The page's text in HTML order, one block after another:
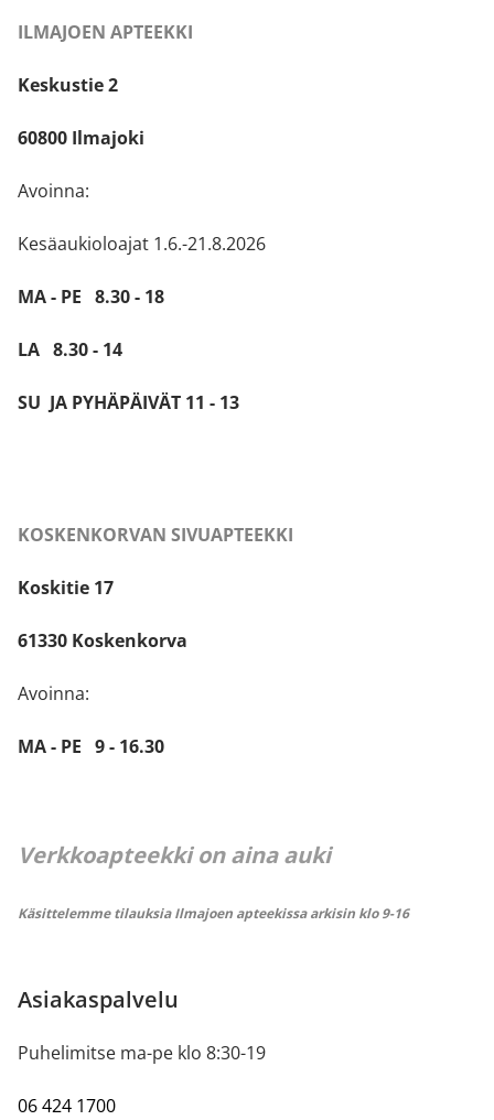
ILMAJOEN APTEEKKI
Keskustie 2
60800 Ilmajoki
Avoinna:
Kesäaukioloajat 1.6.-21.8.2026
MA - PE 8.30 - 18
LA 8.30 - 14
SU JA PYHÄPÄIVÄT 11 - 13
KOSKENKORVAN SIVUAPTEEKKI
Koskitie 17
61330 Koskenkorva
Avoinna:
MA - PE 9 - 16.30
Verkkoapteekki on aina auki
Käsittelemme tilauksia Ilmajoen apteekissa arkisin klo 9-16
Asiakaspalvelu
Puhelimitse ma-pe klo 8:30-19
06 424 1700